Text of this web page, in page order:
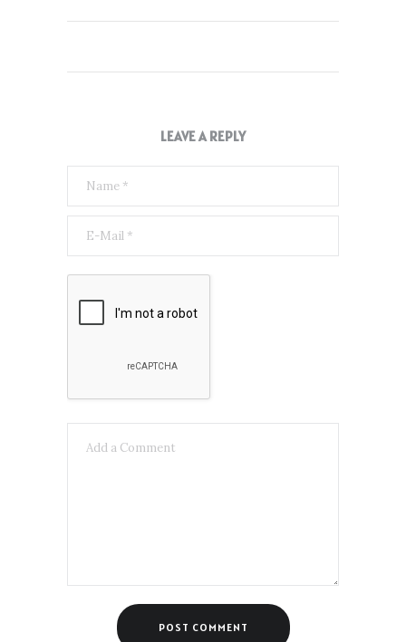
LEAVE A REPLY